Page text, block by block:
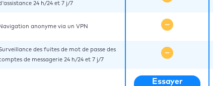
24 h/24 et 7 j/7
Navigation anonyme via un VPN
des fuites de mot de passe des
de messagerie 24 h/24 et 7 j/7
Essayer